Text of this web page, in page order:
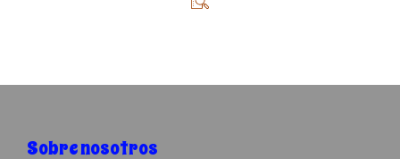
Sobre nosotros